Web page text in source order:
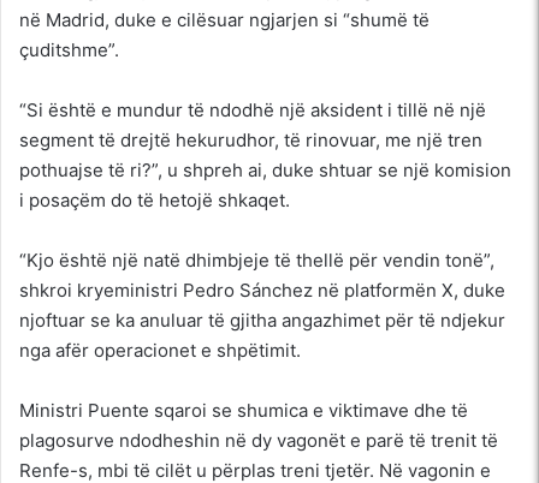
në Madrid, duke e cilësuar ngjarjen si “shumë të
çuditshme”.
“Si është e mundur të ndodhë një aksident i tillë në një
segment të drejtë hekurudhor, të rinovuar, me një tren
pothuajse të ri?”, u shpreh ai, duke shtuar se një komision
i posaçëm do të hetojë shkaqet.
“Kjo është një natë dhimbjeje të thellë për vendin tonë”,
shkroi kryeministri Pedro Sánchez në platformën X, duke
njoftuar se ka anuluar të gjitha angazhimet për të ndjekur
nga afër operacionet e shpëtimit.
Ministri Puente sqaroi se shumica e viktimave dhe të
plagosurve ndodheshin në dy vagonët e parë të trenit të
Renfe-s, mbi të cilët u përplas treni tjetër. Në vagonin e